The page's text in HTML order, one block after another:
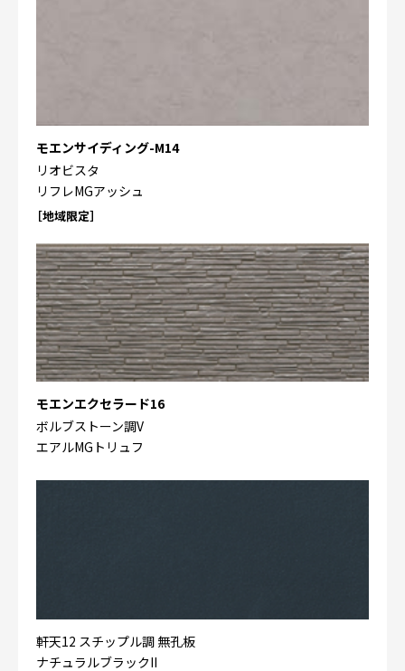
モエンサイディング-M14
リオビスタ
リフレMGアッシュ
［地域限定］
モエンエクセラード16
ボルブストーン調V
エアルMGトリュフ
軒天12 スチップル調 無孔板
ナチュラルブラックII